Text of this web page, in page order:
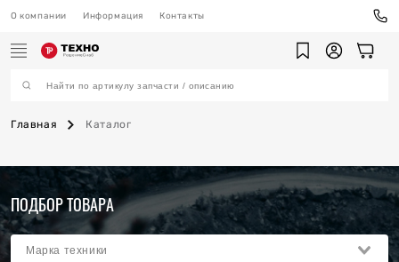
О компании Информация Контакты
Главная Каталог
ПОДБОР ТОВАРА